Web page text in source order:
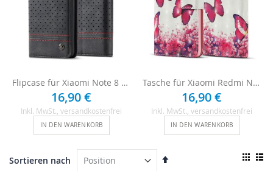
Flipcase für Xiaomi Note 8 Pro - Schwarz
16,90 €
Inkl. MwSt., versandkostenfrei
IN DEN WARENKORB
Tasche für Xiaomi Redmi Note 8 Pro - Schmetterling
16,90 €
Inkl. MwSt., versandkostenfrei
IN DEN WARENKORB
Sortieren nach
In